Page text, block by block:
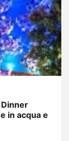
in acqua e